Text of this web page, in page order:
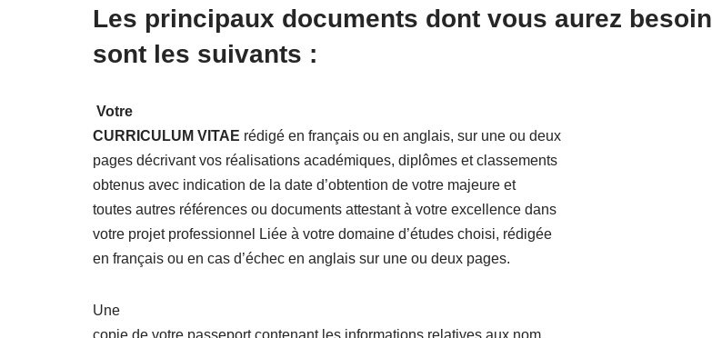
Les principaux documents dont vous aurez besoin
sont les suivants :
Votre
CURRICULUM VITAE rédigé en français ou en anglais, sur une ou deux
pages décrivant vos réalisations académiques, diplômes et classements
obtenus avec indication de la date d’obtention de votre majeure et
toutes autres références ou documents attestant à votre excellence dans
votre projet professionnel Liée à votre domaine d’études choisi, rédigée
en français ou en cas d’échec en anglais sur une ou deux pages.
Une
copie de votre passeport contenant les informations relatives aux nom,